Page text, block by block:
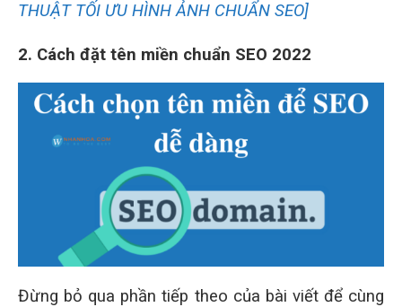
THUẬT TỐI ƯU HÌNH ẢNH CHUẨN SEO]
2. Cách đặt tên miền chuẩn SEO 2022
Đừng bỏ qua phần tiếp theo của bài viết để cùng